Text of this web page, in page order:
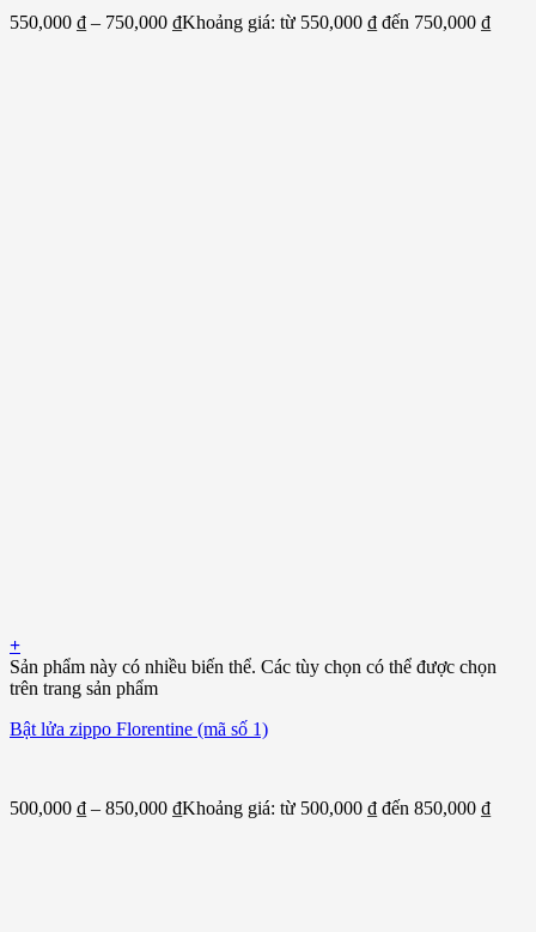
550,000 ₫ – 750,000 ₫Khoảng giá: từ 550,000 ₫ đến 750,000 ₫
+
Sản phẩm này có nhiều biến thể. Các tùy chọn có thể được chọn
trên trang sản phẩm
Bật lửa zippo Florentine (mã số 1)
500,000 ₫ – 850,000 ₫Khoảng giá: từ 500,000 ₫ đến 850,000 ₫